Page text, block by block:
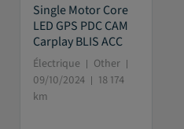
Single Motor Core
LED GPS PDC CAM
Carplay BLIS ACC
Électrique
Other
09/10/2024
18 174
km